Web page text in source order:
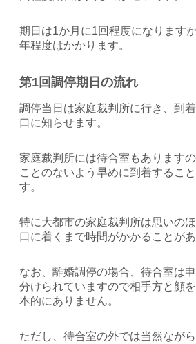
期日は1か月に1回程度になります
年程度はかかります。
第1回調停期日の流れ
調停当日は家庭裁判所に行き、到
口に知らせます。
家庭裁判所には待合室もあります
ことのないよう早めに到着するこ
す。
特に大都市の家庭裁判所は思いの
口に着くまで時間がかかることがあ
なお、離婚調停の場合、待合室は
分けられていますので相手方と顔
本的にありません。
ただし、待合室の外では当然なが